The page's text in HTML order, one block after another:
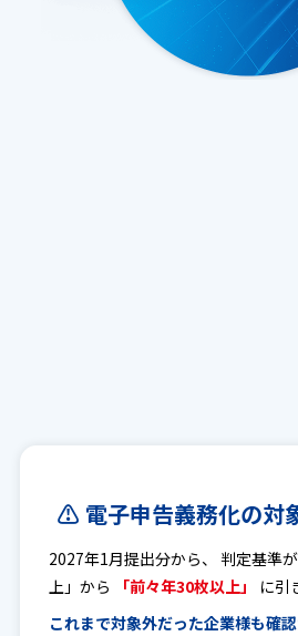
⚠ 電子申告義務化の対
2027年1月提出分から、 判定基準
上」から
「前々年30枚以上」
に引
これまで対象外だった企業様も確認